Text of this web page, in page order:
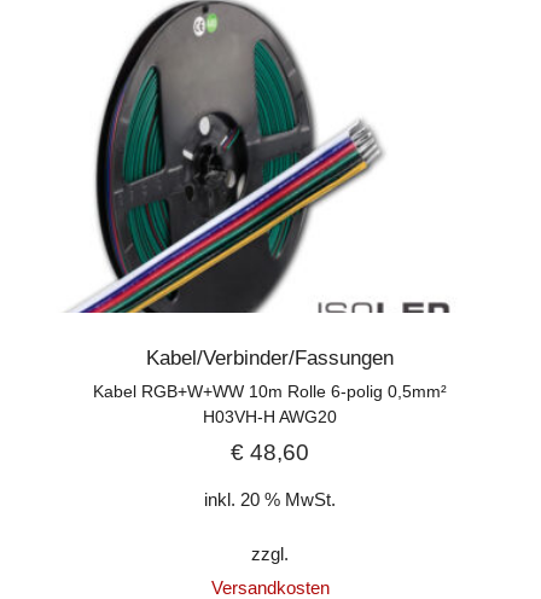
Kabel/Verbinder/Fassungen
Kabel RGB+W+WW 10m Rolle 6-polig 0,5mm²
H03VH-H AWG20
€ 48,60
inkl. 20 % MwSt.
zzgl.
Versandkosten